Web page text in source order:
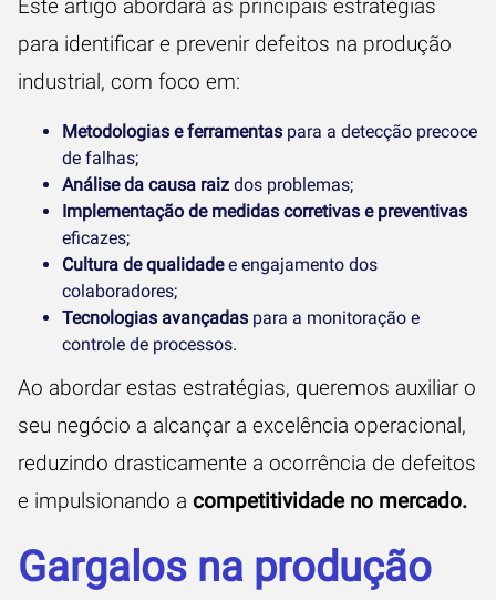
Este artigo abordará as principais estratégias
para identificar e prevenir defeitos na produção
industrial, com foco em:
Metodologias e ferramentas para a detecção precoce
de falhas;
Análise da causa raiz dos problemas;
Implementação de medidas corretivas e preventivas
eficazes;
Cultura de qualidadee engajamento dos
colaboradores;
Tecnologias avançadas para a monitoração e
controle de processos.
Ao abordar estas estratégias, queremos auxiliar o
seu negócio a alcançar a excelência operacional,
reduzindo drasticamente a ocorrência de defeitos
e impulsionando a competitividade no mercado.
Gargalos na produção